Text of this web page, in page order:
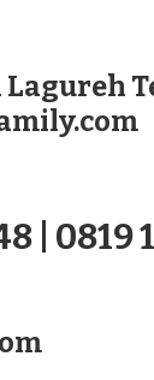
| 0819